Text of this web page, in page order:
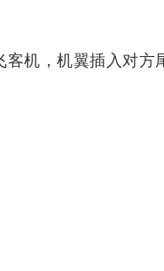
机，机翼插入对方